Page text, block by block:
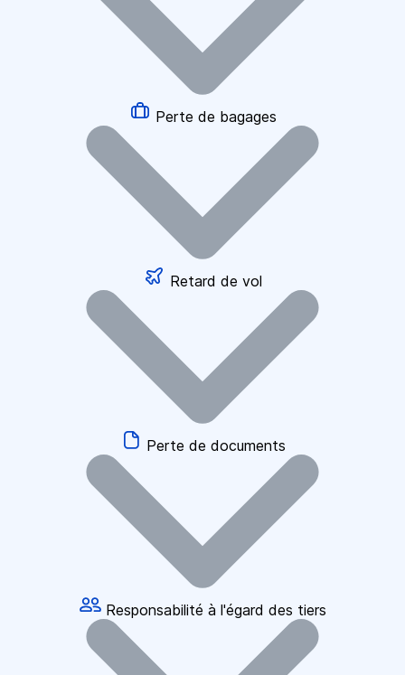
Perte de bagages
Retard de vol
Perte de documents
Responsabilité à l'égard des tiers